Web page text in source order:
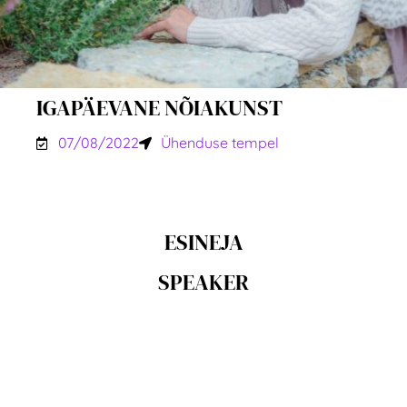
IGAPÄEVANE NÕIAKUNST
07/08/2022 Ühenduse tempel
ESINEJA
SPEAKER